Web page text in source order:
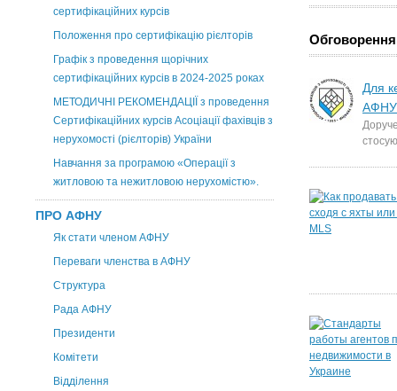
сертифікаційних курсів
Положення про сертифікацію рієлторів
Графік з проведення щорічних
сертифікаційних курсів в 2024-2025 роках
МЕТОДИЧНІ РЕКОМЕНДАЦІЇ з проведення
Сертифікаційних курсів Асоціації фахівців з
нерухомості (рієлторів) України
Навчання за програмою «Операції з
житловою та нежитловою нерухомістю».
ПРО АФНУ
Як стати членом АФНУ
Переваги членства в АФНУ
Структура
Рада АФНУ
Президенти
Комітети
Відділення
Обговорення
Для
АФНУ